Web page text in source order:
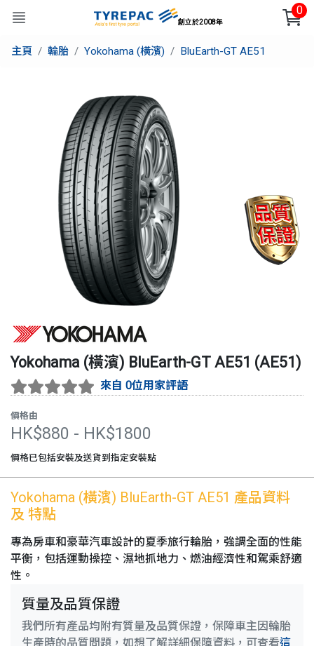
創立於2008年
0
主頁 輪胎 Yokohama (橫濱) BluEarth-GT AE51
Yokohama (橫濱) BluEarth-GT AE51 (AE51)
來自 0位用家評語
價格由
HK$880 - HK$1800
價格已包括安裝及送貨到指定安裝點
Yokohama (橫濱) BluEarth-GT AE51 產品資料
及 特點
專為房車和豪華汽車設計的夏季旅行輪胎，強調全面的性能
平衡，包括運動操控、濕地抓地力、燃油經濟性和駕乘舒適
性。
質量及品質保證
我們所有產品均附有質量及品質保證，保障車主因輪胎
生產時的品質問題，如想了解詳細保障資料，可查看這